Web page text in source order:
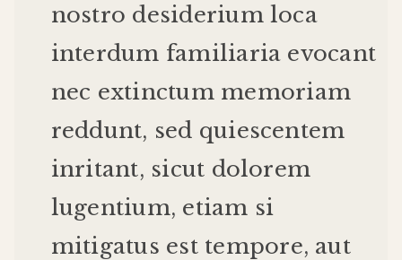
nostro desiderium loca
interdum familiaria evocant
nec extinctum memoriam
reddunt, sed quiescentem
inritant, sicut dolorem
lugentium, etiam si
mitigatus est tempore, aut